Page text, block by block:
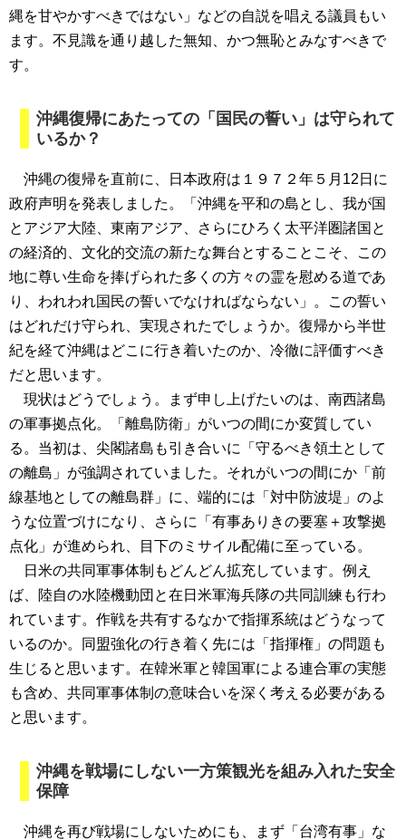
縄を甘やかすべきではない」などの自説を唱える議員もい
ます。不見識を通り越した無知、かつ無恥とみなすべきで
す。
沖縄復帰にあたっての「国民の誓い」は守られて
いるか？
沖縄の復帰を直前に、日本政府は１９７２年５月12日に
政府声明を発表しました。「沖縄を平和の島とし、我が国
とアジア大陸、東南アジア、さらにひろく太平洋圏諸国と
の経済的、文化的交流の新たな舞台とすることこそ、この
地に尊い生命を捧げられた多くの方々の霊を慰める道であ
り、われわれ国民の誓いでなければならない」。この誓い
はどれだけ守られ、実現されたでしょうか。復帰から半世
紀を経て沖縄はどこに行き着いたのか、冷徹に評価すべき
だと思います。
現状はどうでしょう。まず申し上げたいのは、南西諸島
の軍事拠点化。「離島防衛」がいつの間にか変質してい
る。当初は、尖閣諸島も引き合いに「守るべき領土として
の離島」が強調されていました。それがいつの間にか「前
線基地としての離島群」に、端的には「対中防波堤」のよ
うな位置づけになり、さらに「有事ありきの要塞＋攻撃拠
点化」が進められ、目下のミサイル配備に至っている。
日米の共同軍事体制もどんどん拡充しています。例え
ば、陸自の水陸機動団と在日米軍海兵隊の共同訓練も行わ
れています。作戦を共有するなかで指揮系統はどうなって
いるのか。同盟強化の行き着く先には「指揮権」の問題も
生じると思います。在韓米軍と韓国軍による連合軍の実態
も含め、共同軍事体制の意味合いを深く考える必要がある
と思います。
沖縄を戦場にしない一方策観光を組み入れた安全
保障
沖縄を再び戦場にしないためにも、まず「台湾有事」な